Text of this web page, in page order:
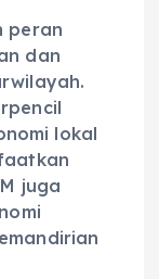
peran
dan
lokal
juga